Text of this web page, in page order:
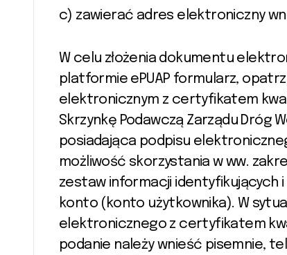
c) zawierać adres elektroniczny
W celu złożenia dokumentu
platformie ePUAP formularz,
elektronicznym z certyfikatem
Skrzynkę Podawczą Zarządu Dróg
posiadająca podpisu
możliwość skorzystania w ww.
zestaw informacji identyfikujących
konto (konto użytkownika). W
elektronicznego z certyfikatem
podanie należy wnieść pisemnie,